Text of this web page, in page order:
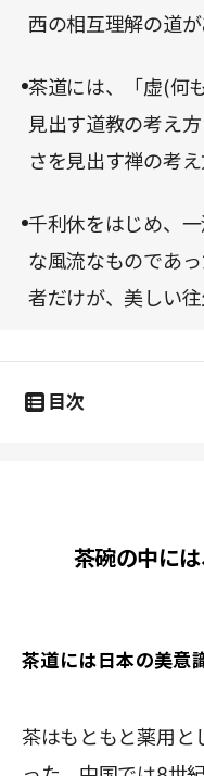
西の相互理解の道が
茶道には、「虚(何
見出す道教の考え
さを見出す禅の考
千利休をはじめ、
な風流なものであ
者だけが、美しい往
目次
茶碗の中に
茶道には日本の美意
茶はもともと薬用と